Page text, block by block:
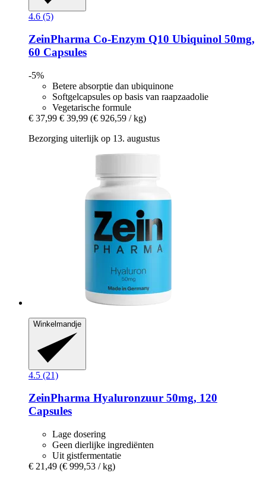
4.6 (5)
ZeinPharma Co-​Enzym Q10 Ubiquinol 50mg,
60 Capsules
-5%
Betere absorptie dan ubiquinone
Softgelcapsules op basis van raapzaadolie
Vegetarische formule
€ 37,99 € 39,99 (€ 926,59 / kg)
Bezorging uiterlijk op 13. augustus
Winkelmandje
4.5 (21)
ZeinPharma Hyaluronzuur 50mg, 120
Capsules
Lage dosering
Geen dierlijke ingrediënten
Uit gistfermentatie
€ 21,49 (€ 999,53 / kg)